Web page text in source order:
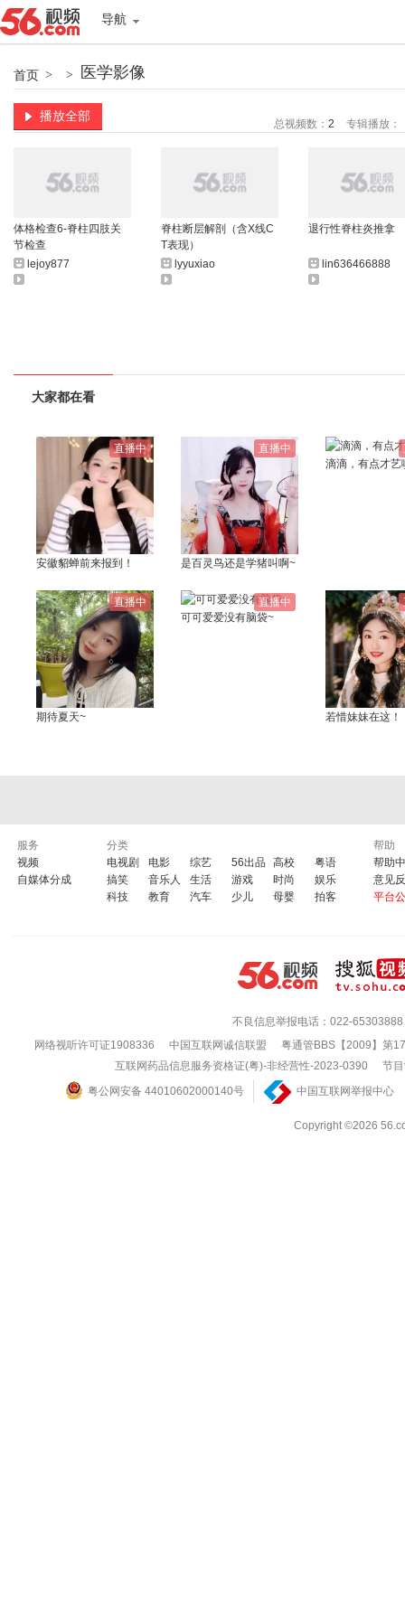
导航
首页 > > 医学影像
播放全部
总视频数： 2 专辑播放：
体格检查6-脊柱四肢关
节检查
lejoy877
脊柱断层解剖（含X线C
T表现）
lyyuxiao
退行性脊柱炎推拿
lin636466888
大家都在看
直播中
安徽貂蝉前来报到！
直播中
是百灵鸟还是学猪叫啊~
滴滴，有点才艺
直播中
期待夏天~
直播中
可可爱爱没有脑袋~
若惜妹妹在这！
服务
视频
自媒体分成
分类
电视剧
电影 综艺 56出品 高校
粤语
搞笑
音乐人 生活 游戏 时尚
娱乐
科技
教育 汽车 少儿 母婴 拍客
帮助
帮助
意见
平台
不良信息举报电话：022-65303888
网络视听许可证1908336
中国互联网诚信联盟
粤通管BBS【2009】第
互联网药品信息服务资格证(粤)-非经营性-2023-0390
节
粤公网安备 44010602000140号
中国互联网举报中心
Copyright ©2026